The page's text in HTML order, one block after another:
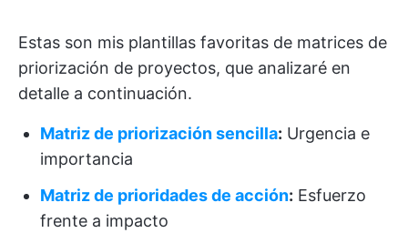
Estas son mis plantillas favoritas de matrices de
priorización de proyectos, que analizaré en
detalle a continuación.
Matriz de priorización sencilla: Urgencia e
importancia
Matriz de prioridades de acción: Esfuerzo
frente a impacto